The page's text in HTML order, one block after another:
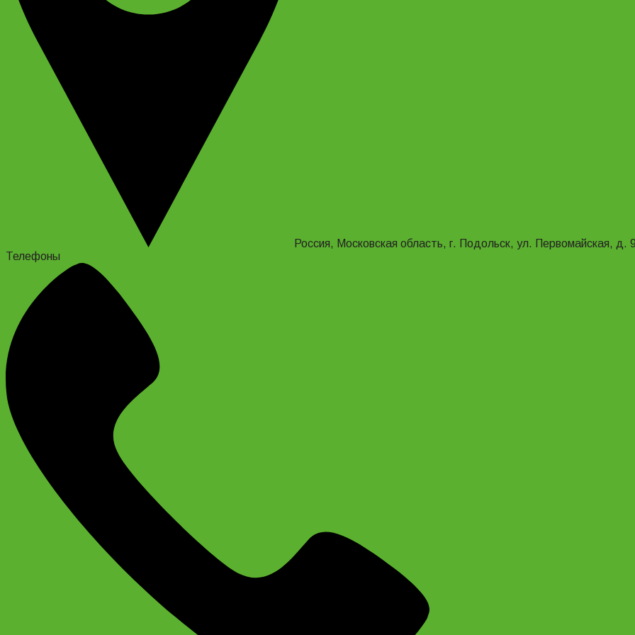
Россия, Московская область, г. Подольск, ул. Первомайская, д.
Телефоны